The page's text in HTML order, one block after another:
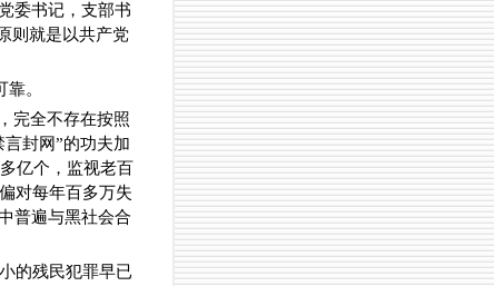
委书记，支部书
则就是以共产党
。
完全不存在按照
封网”的功夫加
亿个，监视老百
对每年百多万失
普遍与黑社会合
的残民犯罪早已